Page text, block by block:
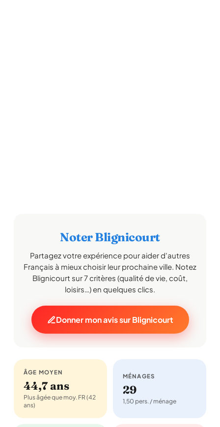
Noter Blignicourt
Partagez votre expérience pour aider d'autres
Français à mieux choisir leur prochaine ville. Notez
Blignicourt sur 7 critères (qualité de vie, coût,
loisirs…) en quelques clics.
Donner mon avis sur Blignicourt
ÂGE MOYEN
44,7 ans
Plus âgée que moy. FR (42
ans)
MÉNAGES
29
1,50 pers. / ménage